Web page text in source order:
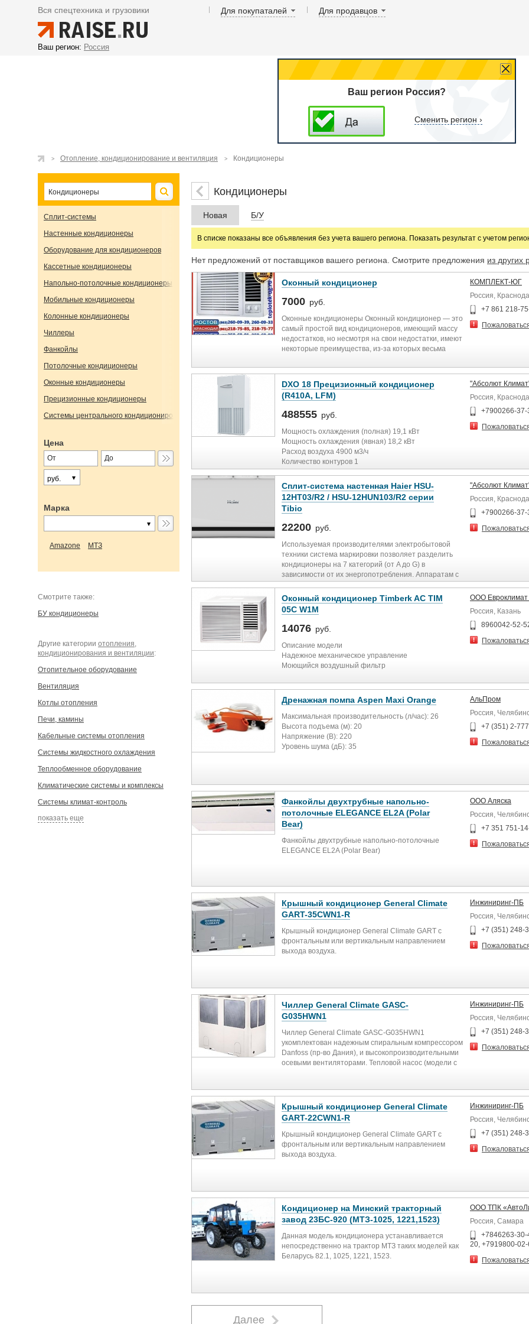
Вся спецтехника и грузовики Для покупаталей Для продавцов
Ваш регион: Россия
Ваш регион Россия?
Сменить регион ›
Отопление, кондиционирование и вентиляция Кондиционеры
Сплит-системы
Настенные кондиционеры
Оборудование для кондиционеров
Кассетные кондиционеры
Напольно-потолочные кондиционеры
Мобильные кондиционеры
Колонные кондиционеры
Чиллеры
Фанкойлы
Потолочные кондиционеры
Оконные кондиционеры
Прецизионные кондиционеры
Системы центрального кондиционирования
Цена
руб.
Марка
Amazone МТЗ
Cмотрите также:
БУ кондиционеры
Другие категории отопления,
кондиционирования и вентиляции:
Отопительное оборудование
Вентиляция
Котлы отопления
Печи, камины
Кабельные системы отопления
Системы жидкостного охлаждения
Теплообменное оборудование
Климатические системы и комплексы
Системы климат-контроль
показать еще
Кондиционеры
Новая Б/У
В списке показаны все объявления без учета вашего региона. Показать результат с учетом
Нет предложений от поставщиков вашего региона. Смотрите предложения из других
Оконный кондиционер
7000 руб.
Оконные кондиционеры Оконный кондиционер — это
самый простой вид кондиционеров, имеющий массу
недостатков, но несмотря на свои недостатки, имеют
некоторые преимущества, из-за которых весьма
рубежом.
КОМПЛЕКТ-ЮГ
Россия,
+7 861 218-
DXO 18 Прецизионный кондиционер
(R410A, LFM)
488555 руб.
Мощность охлаждения (полная) 19,1 кВт
Мощность охлаждения (явная) 18,2 кВт
Расход воздуха 4900 м3/ч
Количество контуров 1
Уровень шума 55 дБ
Количество компрессоров 1
Воздушный фильтр G2
Выносной конденсатор BRE 027m
Энергопотребление 4,31 кВт
Вес нетто, кг 280
Вес брутто, кг 280
"Абсолют
Россия,
+7900266-37-
Сплит-система настенная Haier HSU-
12HT03/R2 / HSU-12HUN103/R2 серии
Tibio
22200 руб.
Используемая производителями электробытовой
техники система маркировки позволяет разделить
кондиционеры на 7 категорий (от A до G) в
зависимости от их энергопотребления. Аппаратам с
присваивается маркировка А (зеленая стрелка на
маркировке). Аппаратам с самыми неэкономичными
показателями энергопотребления присваивается
маркировка G (красная стрелка на маркировке).
"Абсолют
Россия,
+7900266-37-
Оконный кондиционер Timberk AC TIM
05C W1M
14076 руб.
Описание модели
Надежное механическое управление
Моющийся воздушный фильтр
Преимущества
Охлаждение, осушение, вентиляция 3 в 1
Высокая производительность по охлаждению
Высоконадежный компрессор
Экономичное энергопотребление
Многоскоростной воздушный поток
ООО Евроклимат
Россия, Казань
8960042-52-
Дренажная помпа Aspen Maxi Orange
Максимальная производительность (л/час): 26
Высота подъема (м): 20
Напряжение (В): 220
Уровень шума (дБ): 35
Режим работы: прерывистый
АльПром
Россия,
+7 (351) 2-
Фанкойлы двухтрубные напольно-
потолочные ELEGANCE EL2A (Polar
Bear)
Фанкойлы двухтрубные напольно-потолочные
ELEGANCE EL2A (Polar Bear)
ООО Аляска
Россия,
+7 351 751-
Крышный кондиционер General Climate
GART-35CWN1-R
Крышный кондиционер General Climate GART с
фронтальным или вертикальным направлением
выхода воздуха.
Холодопроизводительность 35 кВт
Потребляемая мощность 11,8 кВт
Уровень шума 72,2 дБ
Инжиниринг-ПБ
Россия,
+7 (351) 248-
Чиллер General Climate GASC-
G035HWN1
Чиллер General Climate GASC-G035HWN1
укомплектован надежным спиральным компрессором
Danfoss (пр-во Дания), и высокопроизводительными
осевыми вентиляторами. Тепловой насос (модели с
Габариты, ВхШхГ мм
1770х980х1020
35,0
Теплопроизводительность, кВт
37,0
Расход воздуха, м3/ч
Потребляемая мощность (охлаждение/обогрев), кВт
Инжиниринг-ПБ
Россия,
+7 (351) 248-
Крышный кондиционер General Climate
GART-22CWN1-R
Крышный кондиционер General Climate GART с
фронтальным или вертикальным направлением
выхода воздуха.
Холодопроизводительность 22 кВт
Потребляемая мощность 7.7 кВт
Уровень шума 70.3 дБ
Инжиниринг-ПБ
Россия,
+7 (351) 248-
Кондиционер на Минский тракторный
завод 23БС-920 (МТЗ-1025, 1221,1523)
Данная модель кондиционера устанавливается
непосредственно на трактор МТЗ таких моделей как
Беларусь 82.1, 1025, 1221, 1523.
ООО ТПК
Россия, Самара
+7846263-
20, +7919800-02-
Далее